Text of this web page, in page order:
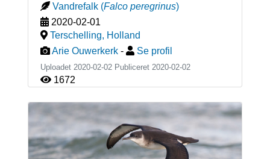
Vandrefalk (Falco peregrinus)
2020-02-01
Terschelling, Holland
Arie Ouwerkerk - Se profil
Uploadet 2020-02-02 Publiceret 2020-02-02
1672